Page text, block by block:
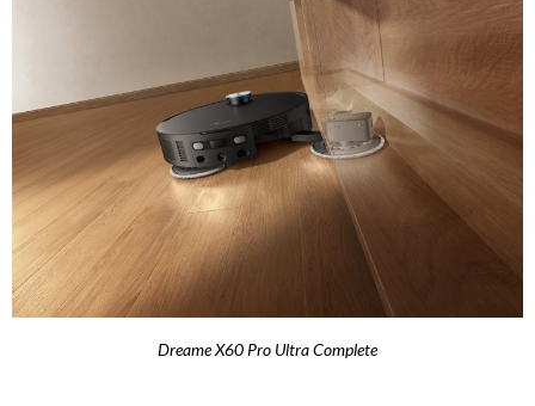
Dreame X60 Pro Ultra Complete